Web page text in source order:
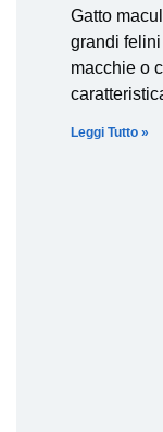
Gatto
grandi
macchie o
Leggi Tutto »